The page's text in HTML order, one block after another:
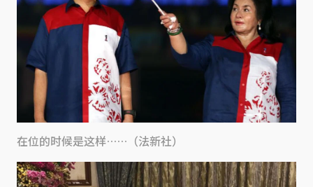
在位的时候是这样……（法新社）